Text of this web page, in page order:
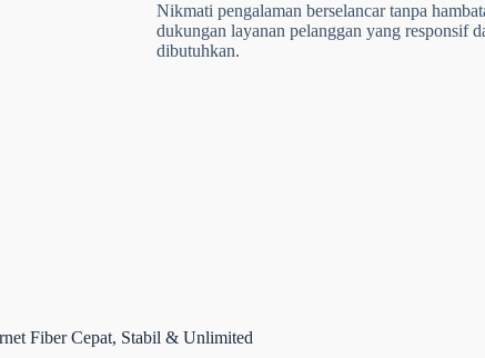
Nikmati pengalaman berselancar tanpa
dukungan layanan pelanggan yang responsif
dibutuhkan.
Fiber Cepat, Stabil & Unlimited